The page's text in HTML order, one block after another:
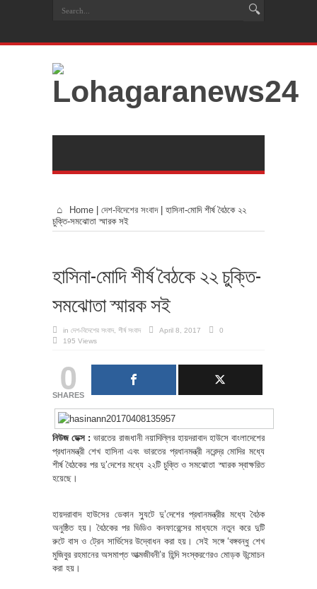
Home দেশ-বিদেশের সংবাদ
হাসিনা-মোদি শীর্ষ বৈঠকে ২২
চুক্তি-সমঝোতা স্মারক সই
হাসিনা-মোদি শীর্ষ বৈঠকে ২২ চুক্তি-
সমঝোতা স্মারক সই
in দেশ-বিদেশের সংবাদ শীর্ষ সংবাদ April 8, 2017
0
195 Views
0
SHARES
নিউজ ডেক্স : ভারতের রাজধানী নয়াদিল্লির হায়দরাবাদ হাউসে বাংলাদেশের
প্রধানমন্ত্রী শেখ হাসিনা এবং ভারতের প্রধানমন্ত্রী নরেন্দ্র মোদির মধ্যে
শীর্ষ বৈঠকের পর দু’দেশের মধ্যে ২২টি চুক্তি ও সমঝোতা স্মারক স্বাক্ষরিত
হয়েছে।
হায়দরাবাদ হাউসের ডেকান স্যুটে দু’দেশের প্রধানমন্ত্রীর মধ্যে বৈঠক
অনুষ্ঠিত হয়। বৈঠকের পর ভিডিও কনফারেন্সের মাধ্যমে নতুন করে দুটি
রুটে বাস ও ট্রেন সার্ভিসের উদ্বোধন করা হয়। সেই সঙ্গে ‘বঙ্গবন্ধু শেখ
মুজিবুর রহমানের অসমাপ্ত আত্মজীবনী’র হিন্দি সংস্করণেরও মোড়ক উন্মোচন
করা হয়।